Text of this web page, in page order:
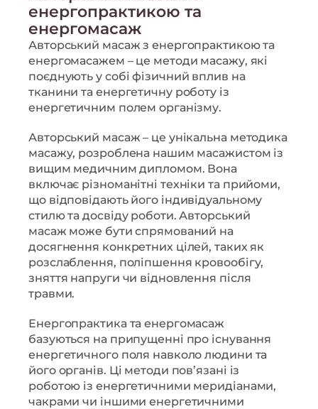
енергопрактикою та
енергомасаж
Авторський масаж з енергопрактикою та
енергомасажем – це методи масажу, які
поєднують у собі фізичний вплив на
тканини та енергетичну роботу із
енергетичним полем організму.
Авторський масаж – це унікальна методика
масажу, розроблена нашим масажистом із
вищим медичним дипломом. Вона
включає різноманітні техніки та прийоми,
що відповідають його індивідуальному
стилю та досвіду роботи. Авторський
масаж може бути спрямований на
досягнення конкретних цілей, таких як
розслаблення, поліпшення кровообігу,
зняття напруги чи відновлення після
травми.
Енергопрактика та енергомасаж
базуються на припущенні про існування
енергетичного поля навколо людини та
його органів. Ці методи пов’язані із
роботою із енергетичними меридіанами,
чакрами чи іншими енергетичними